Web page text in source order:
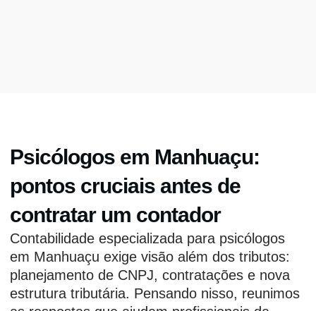
Psicólogos em Manhuaçu:
pontos cruciais antes de
contratar um contador
Contabilidade especializada para psicólogos
em Manhuaçu exige visão além dos tributos:
planejamento de CNPJ, contratações e nova
estrutura tributária. Pensando nisso, reunimos